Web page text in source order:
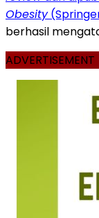
Obesity
berhasil
ADVERTISEMENT